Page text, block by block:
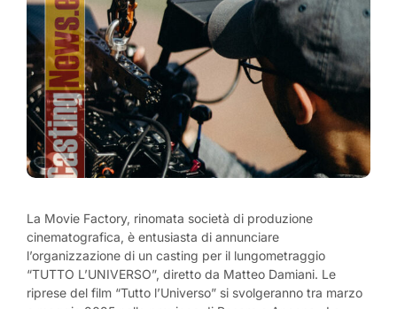
La Movie Factory, rinomata società di produzione
cinematografica, è entusiasta di annunciare
l’organizzazione di un casting per il lungometraggio
“TUTTO L’UNIVERSO”, diretto da Matteo Damiani. Le
riprese del film “Tutto l’Universo” si svolgeranno tra marzo